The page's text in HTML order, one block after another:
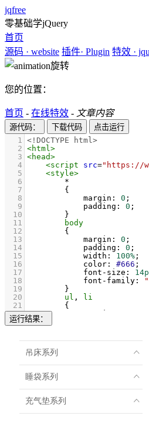
jqfree
零基础学jQuery
首页
源码 · website 插件· Plugin 特效 ·
您的位置：
首页 - 在线特效 - 文章内容
源代码： 下载代码
点击运行
1 <!DOCTYPE html>
2 <html>
3 <head>
4
<script src="https://
5
<style>
6
        *
7
        {
8
margin : 0 ;
9
padding : 0 ;
10
        }
11
body
12
        {
13
margin : 0 ;
14
padding : 0 ;
15
width : 100% ;
16
color : #666 ;
17
font-size :
18
font-family :
19
        }
20
ul ,
li
21
        {
22
23
25
        }
        {
28
border: 0;
        }
31
        {
运行结果：